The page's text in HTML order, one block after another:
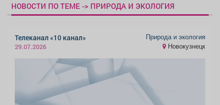
НОВОСТИ ПО ТЕМЕ -> ПРИРОДА И ЭКОЛОГИЯ
Телеканал «10 канал»
29.07.2026
Природа и экология
Новокузнецк